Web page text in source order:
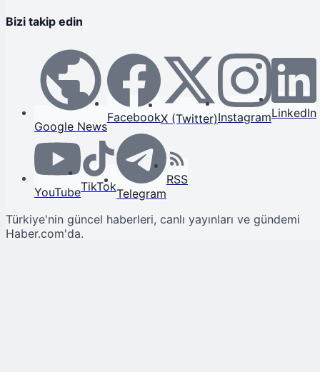
Bizi takip edin
Google News
FacebookX (Twitter)InstagramLinkedIn
YouTubeTikTokTelegram
RSS
Türkiye'nin güncel haberleri, canlı yayınları ve gündemi
Haber.com'da.